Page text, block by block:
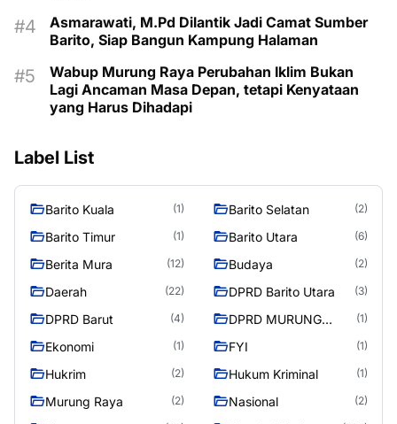
Asmarawati, M.Pd Dilantik Jadi Camat Sumber
Barito, Siap Bangun Kampung Halaman
Wabup Murung Raya Perubahan Iklim Bukan
Lagi Ancaman Masa Depan, tetapi Kenyataan
yang Harus Dihadapi
Label List
Barito Kuala (1) Barito Selatan (2)
Barito Timur (1) Barito Utara (6)
Berita Mura (12) Budaya (2)
Daerah (22) DPRD Barito Utara (3)
DPRD Barut (4)
DPRD MURUNG
(1)
Ekonomi (1) FYI (1)
Hukrim (2) Hukum Kriminal (1)
Murung Raya (2) Nasional (2)